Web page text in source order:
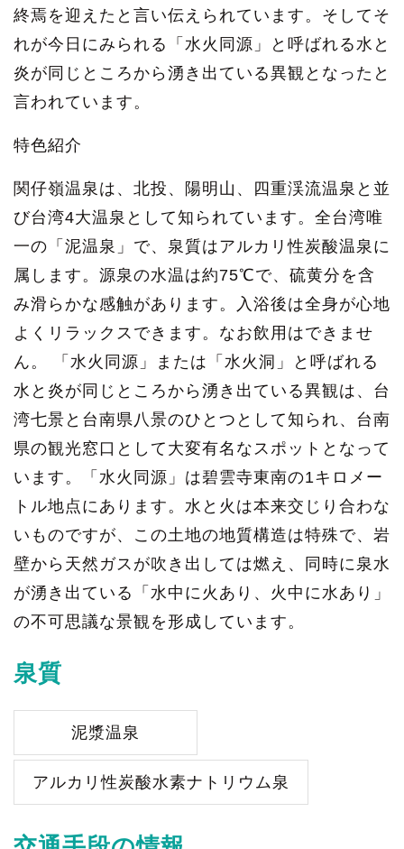
終焉を迎えたと言い伝えられています。そしてそ
れが今日にみられる「水火同源」と呼ばれる水と
炎が同じところから湧き出ている異観となったと
言われています。
特色紹介
関仔嶺温泉は、北投、陽明山、四重渓流温泉と並
び台湾4大温泉として知られています。全台湾唯
一の「泥温泉」で、泉質はアルカリ性炭酸温泉に
属します。源泉の水温は約75℃で、硫黄分を含
み滑らかな感触があります。入浴後は全身が心地
よくリラックスできます。なお飲用はできませ
ん。 「水火同源」または「水火洞」と呼ばれる
水と炎が同じところから湧き出ている異観は、台
湾七景と台南県八景のひとつとして知られ、台南
県の観光窓口として大変有名なスポットとなって
います。「水火同源」は碧雲寺東南の1キロメー
トル地点にあります。水と火は本来交じり合わな
いものですが、この土地の地質構造は特殊で、岩
壁から天然ガスが吹き出しては燃え、同時に泉水
が湧き出ている「水中に火あり、火中に水あり」
の不可思議な景観を形成しています。
泉質
泥漿温泉
アルカリ性炭酸水素ナトリウム泉